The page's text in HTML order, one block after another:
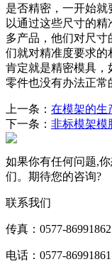
是否精密，一开始
以通过这些尺寸的
多产品，他们对尺
们就对精准度要求的
肯定就是精密模具，
零件也没有办法正常
上一条： 在模架的生
下一条： 非标模架模
如果你有任何问题,
们。期待您的咨询?
联系我们
传真：0577-86991862
电话：0577-86991861